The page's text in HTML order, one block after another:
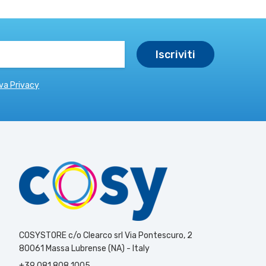
Privacy
COSYSTORE c/o Clearco srl Via Pontescuro, 2
80061 Massa Lubrense (NA) - Italy